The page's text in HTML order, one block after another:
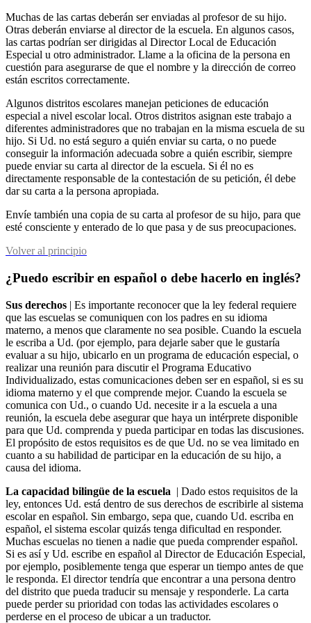
Muchas de las cartas deberán ser enviadas al profesor de su hijo.
Otras deberán enviarse al director de la escuela. En algunos casos,
las cartas podrían ser dirigidas al Director Local de Educación
Especial u otro administrador. Llame a la oficina de la persona en
cuestión para asegurarse de que el nombre y la dirección de correo
están escritos correctamente.
Algunos distritos escolares manejan peticiones de educación
especial a nivel escolar local. Otros distritos asignan este trabajo a
diferentes administradores que no trabajan en la misma escuela de su
hijo. Si Ud. no está seguro a quién enviar su carta, o no puede
conseguir la información adecuada sobre a quién escribir, siempre
puede enviar su carta al director de la escuela. Si él no es
directamente responsable de la contestación de su petición, él debe
dar su carta a la persona apropiada.
Envíe también una copia de su carta al profesor de su hijo, para que
esté consciente y enterado de lo que pasa y de sus preocupaciones.
Volver al principio
¿Puedo escribir en español o debe hacerlo en inglés?
Sus derechos | Es importante reconocer que la ley federal requiere
que las escuelas se comuniquen con los padres en su idioma
materno, a menos que claramente no sea posible. Cuando la escuela
le escriba a Ud. (por ejemplo, para dejarle saber que le gustaría
evaluar a su hijo, ubicarlo en un programa de educación especial, o
realizar una reunión para discutir el Programa Educativo
Individualizado, estas comunicaciones deben ser en español, si es su
idioma materno y el que comprende mejor. Cuando la escuela se
comunica con Ud., o cuando Ud. necesite ir a la escuela a una
reunión, la escuela debe asegurar que haya un intérprete disponible
para que Ud. comprenda y pueda participar en todas las discusiones.
El propósito de estos requisitos es de que Ud. no se vea limitado en
cuanto a su habilidad de participar en la educación de su hijo, a
causa del idioma.
La capacidad bilingüe de la escuela | Dado estos requisitos de la
ley, entonces Ud. está dentro de sus derechos de escribirle al sistema
escolar en español. Sin embargo, sepa que, cuando Ud. escriba en
español, el sistema escolar quizás tenga dificultad en responder.
Muchas escuelas no tienen a nadie que pueda comprender español.
Si es así y Ud. escribe en español al Director de Educación Especial,
por ejemplo, posiblemente tenga que esperar un tiempo antes de que
le responda. El director tendría que encontrar a una persona dentro
del distrito que pueda traducir su mensaje y responderle. La carta
puede perder su prioridad con todas las actividades escolares o
perderse en el proceso de ubicar a un traductor.